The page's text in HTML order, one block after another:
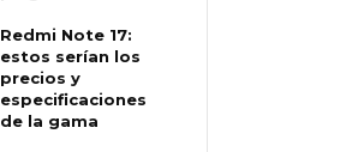
Redmi Note 17:
estos serían los
precios y
especificaciones
de la gama